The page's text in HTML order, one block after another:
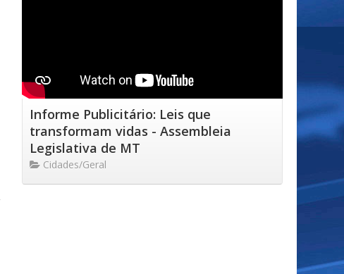
Informe Publicitário: Leis que
transformam vidas - Assembleia
Legislativa de MT
Cidades/Geral